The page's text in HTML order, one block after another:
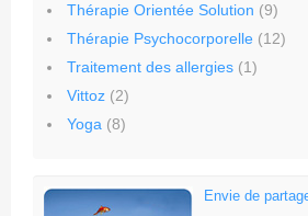
Thérapie Orientée Solution (9)
Thérapie Psychocorporelle (12)
Traitement des allergies (1)
Vittoz (2)
Yoga (8)
Envie de